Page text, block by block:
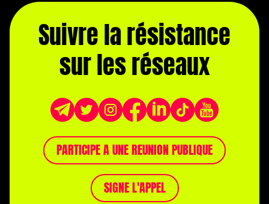
Suivre la résistance
sur les réseaux
PARTICIPE A UNE REUNION PUBLIQUE
SIGNE L'APPEL